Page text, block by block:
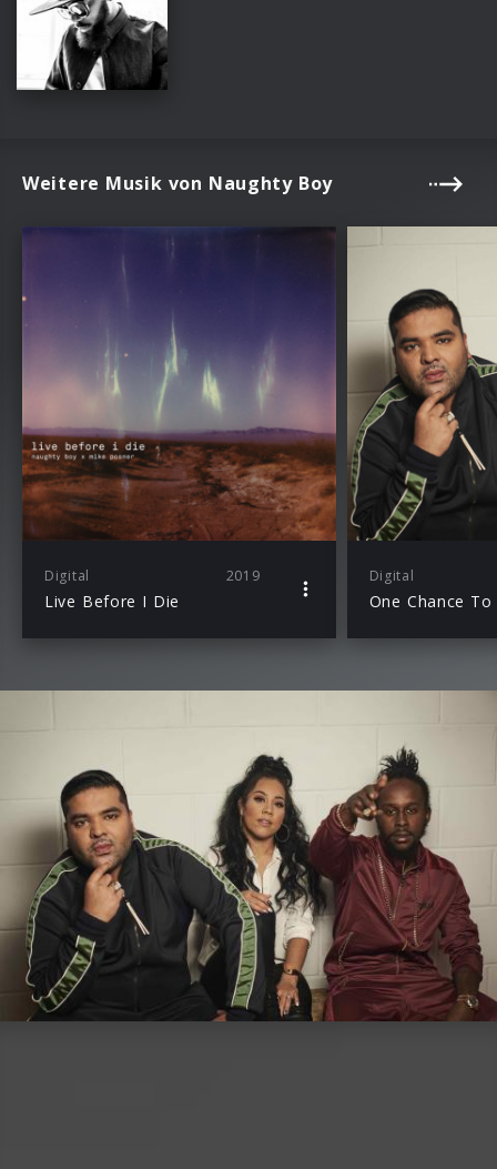
Weitere Musik von Naughty Boy
Digital 2019
Live Before I Die
Digital
One Chance